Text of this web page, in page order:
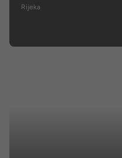
Rijeka